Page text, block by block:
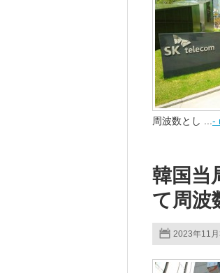
周波数とし ... -
韓国当
て周波
2023年11月